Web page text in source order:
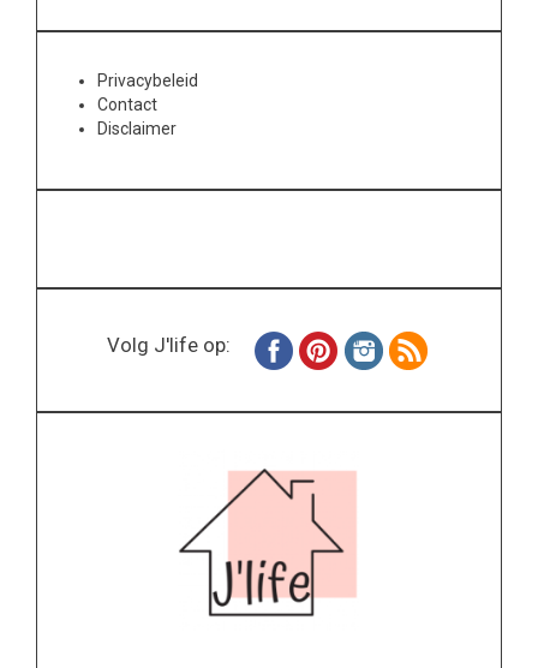
Privacybeleid
Contact
Disclaimer
Volg J'life op: